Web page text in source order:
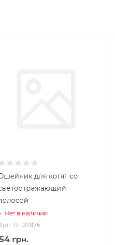
для котят со
Нет в наличии
1111127876
54грн.